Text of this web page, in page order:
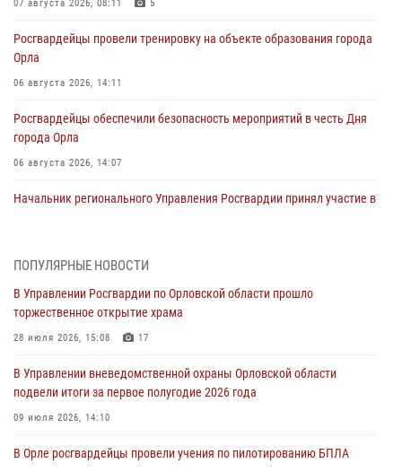
07 августа 2026, 08:11 5
Росгвардейцы провели тренировку на объекте образования города
Орла
06 августа 2026, 14:11
Росгвардейцы обеспечили безопасность мероприятий в честь Дня
города Орла
06 августа 2026, 14:07
Начальник регионального Управления Росгвардии принял участие в
первое полугодие
05 августа 2026, 13:12
совершении противоправных действий
04 августа 2026, 14:21
04 августа 2026, 14:06
ПОПУЛЯРНЫЕ НОВОСТИ
В Управлении Росгвардии по Орловской области прошло
торжественное открытие храма
28 июля 2026, 15:08 17
В Управлении вневедомственной охраны Орловской области
подвели итоги за первое полугодие 2026 года
09 июля 2026, 14:10
В Орле росгвардейцы провели учения по пилотированию БПЛА